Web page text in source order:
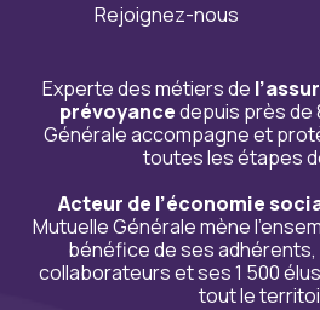
Rejoignez-nous
Experte des métiers de
prévoyancedepuis près de
Générale accompagne et
toutes les étapes
Acteur de l’économie
Mutuelle Générale mène
bénéfice de ses
collaborateurs et ses 1 500
tout le